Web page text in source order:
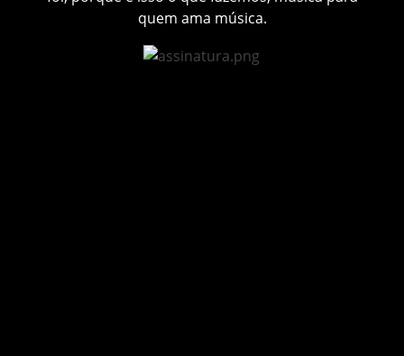
quem ama música.